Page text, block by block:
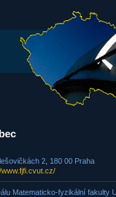
2, 180 00 Praha
www.fjfi.cvut.cz/
Matematicko-fyzikální fakulty